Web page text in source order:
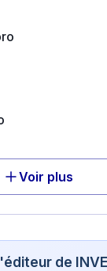
Voir plus
de